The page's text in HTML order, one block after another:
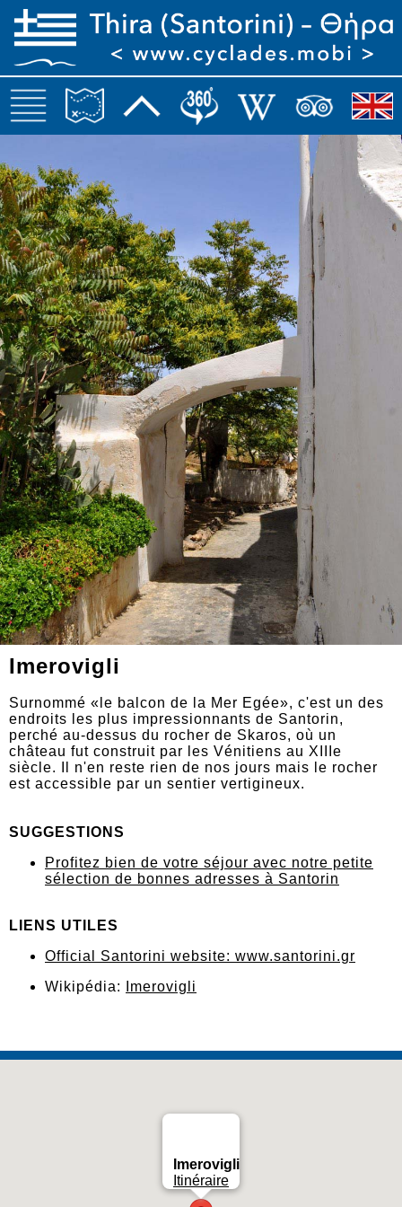
Imerovigli
Surnommé «le balcon de la Mer Egée», c'est un des
endroits les plus impressionnants de Santorin,
perché au-dessus du rocher de Skaros, où un
château fut construit par les Vénitiens au XIIIe
siècle. Il n'en reste rien de nos jours mais le rocher
est accessible par un sentier vertigineux.
SUGGESTIONS
Profitez bien de votre séjour avec notre petite
sélection de bonnes adresses à Santorin
LIENS UTILES
Official Santorini website: www.santorini.gr
Wikipédia:
Imerovigli
Imerovigli
Itinéraire